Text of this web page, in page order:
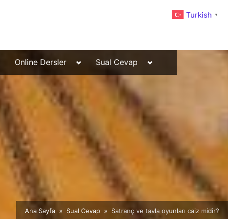
Online Dersler
Toggle
menu
Sual Cevap
Toggle
menu
Ana Sayfa Sual Cevap Satranç ve tavla oyunları caiz midir?
Turkish ▼